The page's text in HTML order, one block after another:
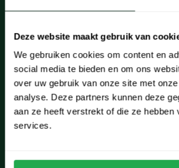
Deze website maakt gebruik van
We gebruiken cookies om content en
social media te bieden en om ons
over uw gebruik van onze site met
analyse. Deze partners kunnen deze
aan ze heeft verstrekt of die ze
services.
Veelgestelde vragen
Bestellen
Betalen
Verzenden
Retourneren
Klachtenafhandeling